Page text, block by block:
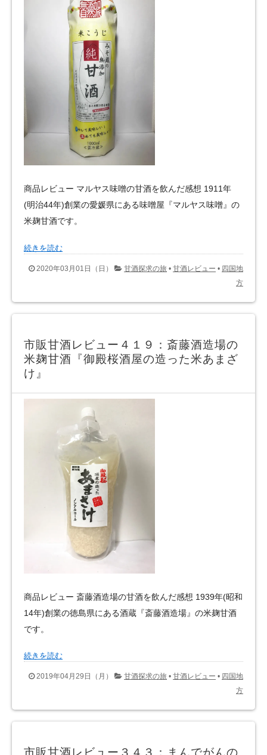
商品レビュー マルヤス味噌の甘酒を飲んだ感想 1911年
(明治44年)創業の愛媛県にある味噌屋『マルヤス味噌』の
米麹甘酒です。
続きを読む
2020年03月01日（日） 甘酒探求の旅 • 甘酒レビュー • 四国地
方
市販甘酒レビュー４１９：斎藤酒造場の
米麹甘酒『御殿桜酒屋の造った米あまざ
け』
商品レビュー 斎藤酒造場の甘酒を飲んだ感想 1939年(昭和
14年)創業の徳島県にある酒蔵『斎藤酒造場』の米麹甘酒
です。
続きを読む
2019年04月29日（月） 甘酒探求の旅 • 甘酒レビュー • 四国地
方
市販甘酒レビュー３４３：まんでがんの